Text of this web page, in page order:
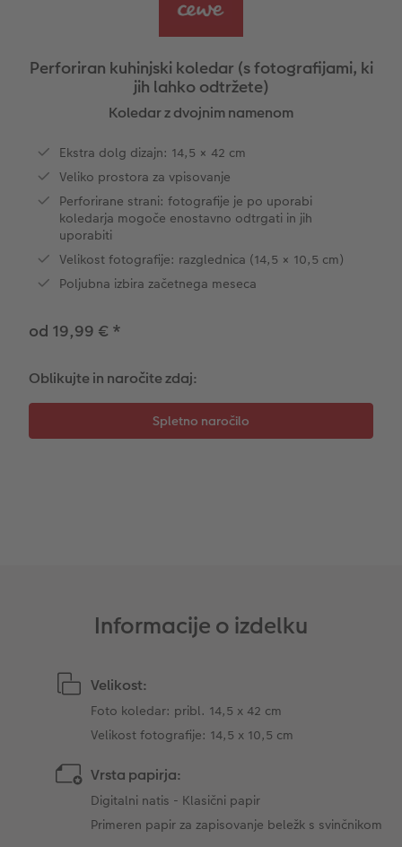
Vzorčne fotoknjige strank
Otroška CEWE FOTOKNJIGA
Nature fotografije
Premium poster
Normalna obdelava fotografij
Škatle za shranjevanje fotografij
Paketi fotografij
Fotografija na aluminiju, direkten natis
Fotografija na penasti podlagi
Letvica za poster
Hexxas
Fotografija na lesu
XXL Retro fotografija
Voščilnice
Izdelki za šolo in pisarno
Tekstil
Umetniške fotografije
Fotokoledarji
Ideje za unikatna darila
Potovanje
Matura
Perforiran kuhinjski koledar (s fotografijami, ki
jih lahko odtržete)
Koledar z dvojnim namenom
Ekstra dolg dizajn: 14,5 × 42 cm
Veliko prostora za vpisovanje
Perforirane strani: fotografije je po uporabi
koledarja mogoče enostavno odtrgati in jih
uporabiti
Velikost fotografije: razglednica (14,5 × 10,5 cm)
Poljubna izbira začetnega meseca
od 19,99 € *
Oblikujte in naročite zdaj:
Informacije o izdelku
Velikost:
Foto koledar: pribl. 14,5 x 42 cm
Velikost fotografije: 14,5 x 10,5 cm
Vrsta papirja:
Digitalni natis - Klasični papir
Primeren papir za zapisovanje beležk s svinčnikom